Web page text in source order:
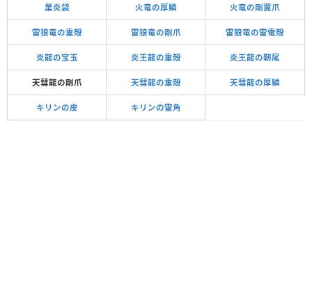
業炎袋 火竜の厚鱗 火竜の剛翼爪
雷狼竜の重殻 雷狼竜の剛爪 雷狼竜の雷電殻
炎龍の宝玉 炎王龍の重殻 炎王龍の靭尾
天彗龍の剛爪 天彗龍の重殻 天彗龍の厚鱗
キリンの皮 キリンの雷角